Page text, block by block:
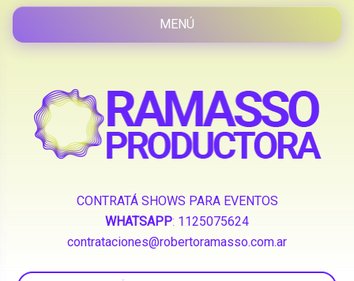
CONTRATÁ SHOWS PARA EVENTOS
WHATSAPP: 1125075624
contrataciones@robertoramasso.com.ar